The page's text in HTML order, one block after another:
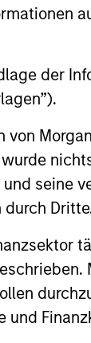
der
seine
und
ARTICLE
Market
Discover
gaining
seek
private
29-JUN-